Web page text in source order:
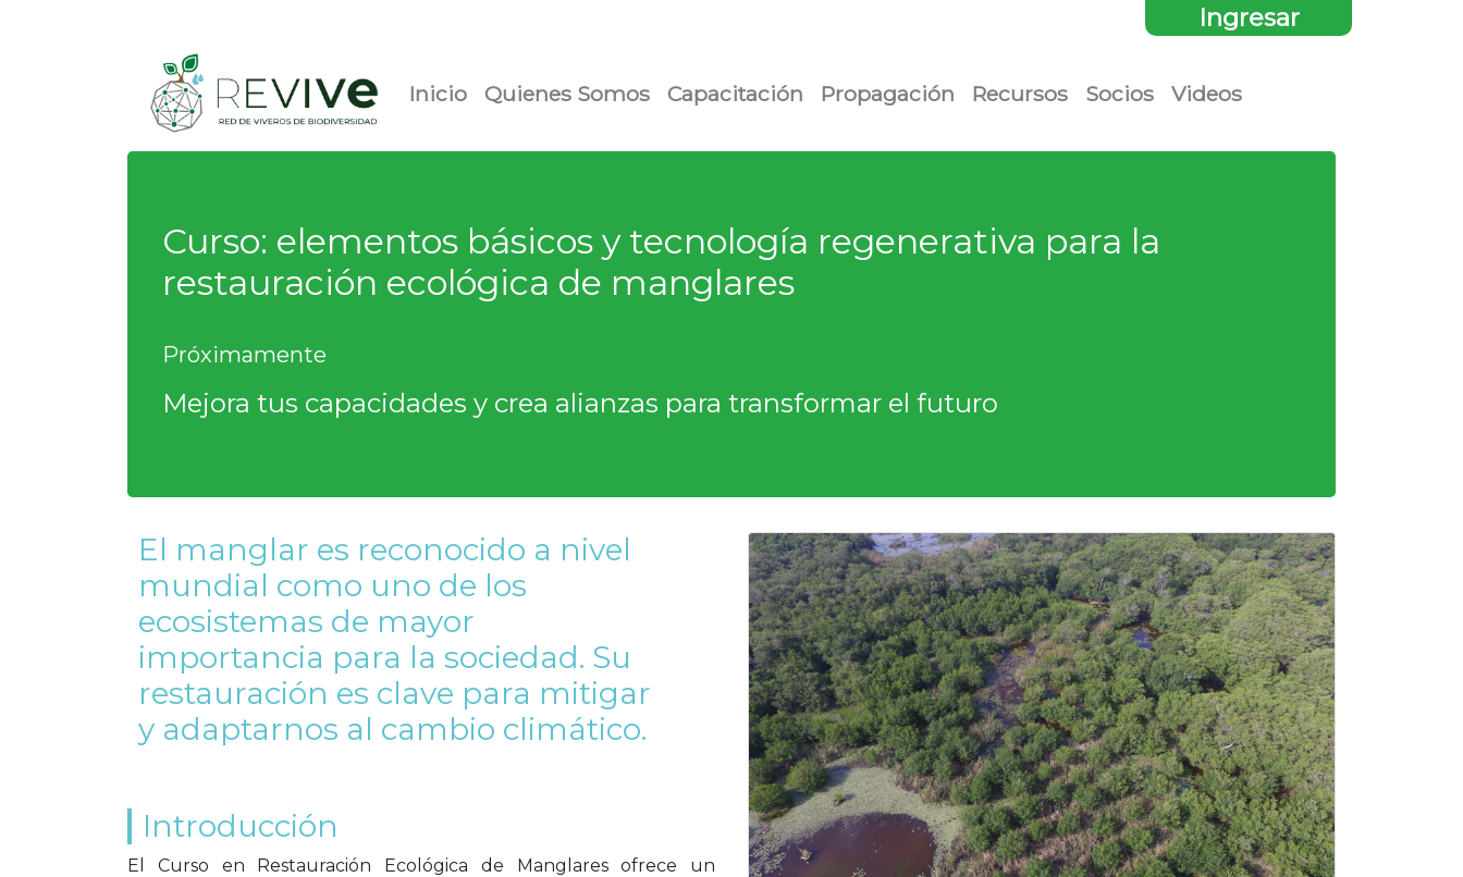
Ingresar
Inicio Quienes Somos Capacitación Propagación Recursos Socios Videos
Curso: elementos básicos y tecnología regenerativa para la
restauración ecológica de manglares
Próximamente
Mejora tus capacidades y crea alianzas para transformar el futuro
El manglar es reconocido a nivel
mundial como uno de los
ecosistemas de mayor
importancia para la sociedad. Su
restauración es clave para mitigar
y adaptarnos al cambio climático.
Introducción
El Curso en Restauración Ecológica de Manglares ofrece un